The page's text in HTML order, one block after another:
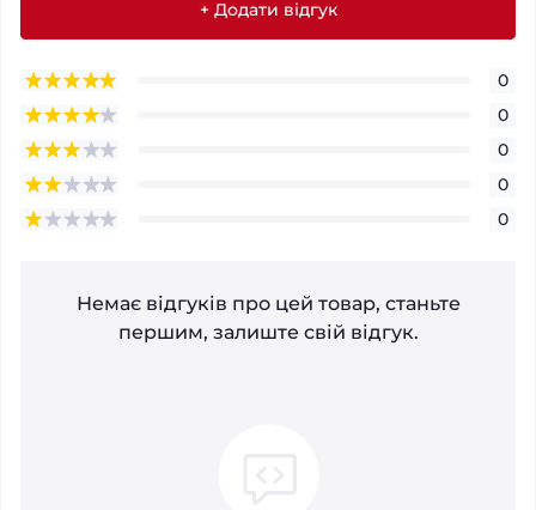
+ Додати відгук
0
0
0
0
0
Немає відгуків про цей товар, станьте
першим, залиште свій відгук.